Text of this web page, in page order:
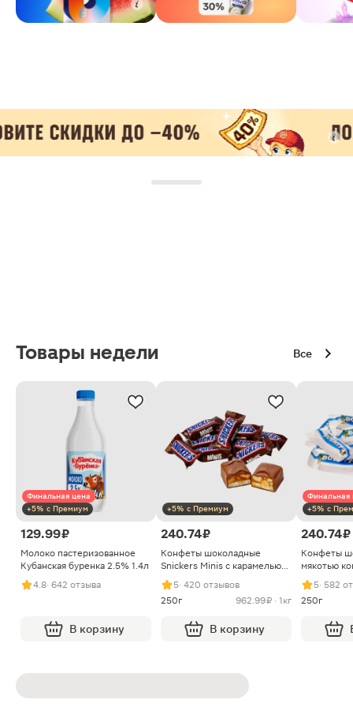
Товары недели Все
Финальная цена
+5% с Премиум
129.99 ₽
Молоко пастеризованное
Кубанская буренка 2.5% 1.4л
4.8· 642 отзыва
В корзину
+5% с Премиум
240.74 ₽
Конфеты шоколадные
Snickers Minis с карамелью
арахисом и нугой
5· 420 отзывов
250г
962.99 ₽ · 1кг
В корзину
Финальная
+5% с
240.74 ₽
Конфеты
мякотью
5· 582
250г